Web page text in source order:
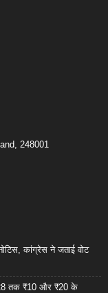
248001
कांग्रेस ने जताई वोट
तक ₹10 और ₹20 के